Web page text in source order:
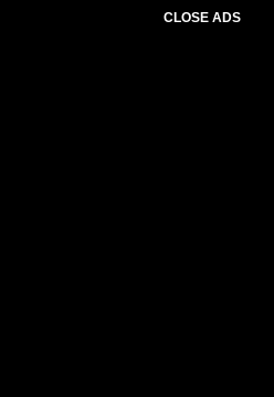
CLOSE ADS